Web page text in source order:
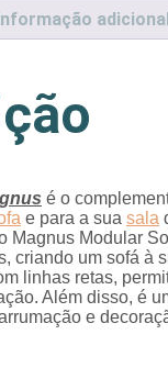
adicional
é o
e para a sua sala
Magnus Modular
criando um sofá à
linhas retas,
Além disso, é
e